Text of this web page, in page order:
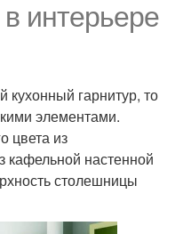
интерьере
кухонный гарнитур, то
элементами.
цвета из
настенной
столешницы